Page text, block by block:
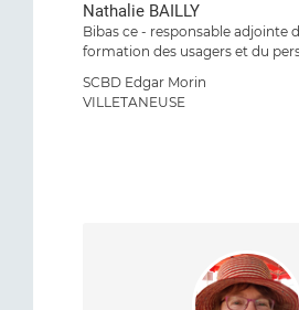
Nathalie BAILLY
Bibas ce - responsable adjointe
formation des usagers et du
SCBD Edgar Morin
VILLETANEUSE